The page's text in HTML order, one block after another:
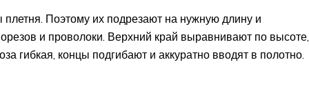
Поэтому их подрезают на нужную длину и
и проволоки. Верхний край выравнивают по высоте,
гибкая, концы подгибают и аккуратно вводят в полотно.